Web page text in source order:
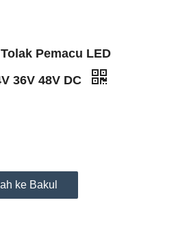
Pemacu LED
36V 48V DC
ke Bakul